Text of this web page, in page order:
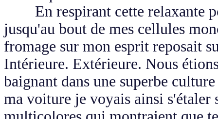
En respirant cette relaxante
jusqu'au bout de mes cellules
fromage sur mon esprit reposait
Intérieure. Extérieure. Nous
baignant dans une superbe
ma voiture je voyais ainsi s'étaler